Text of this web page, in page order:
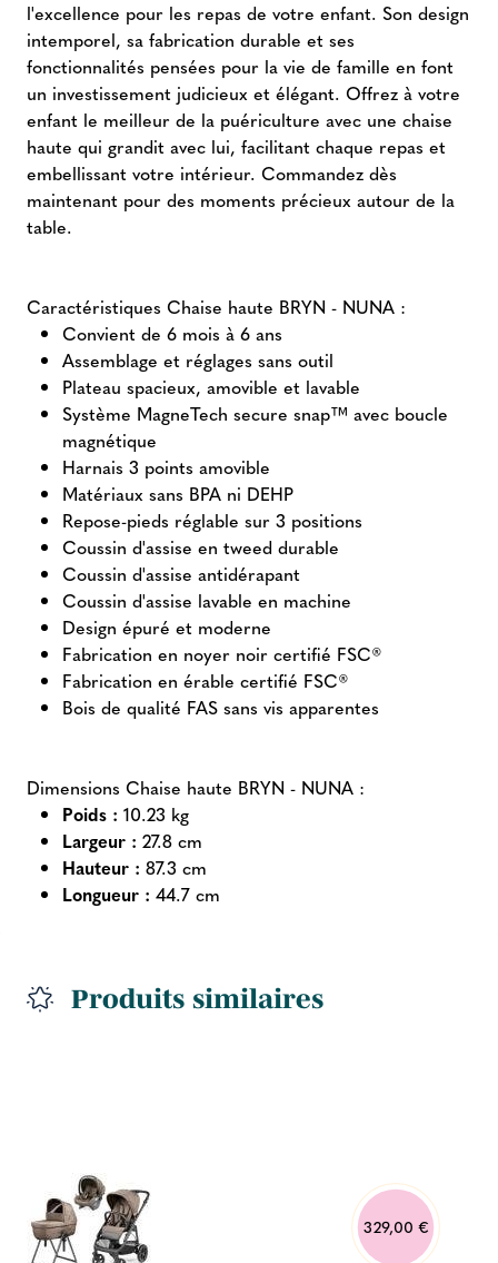
l'excellence pour les repas de votre enfant. Son design
intemporel, sa fabrication durable et ses
fonctionnalités pensées pour la vie de famille en font
un investissement judicieux et élégant. Offrez à votre
enfant le meilleur de la puériculture avec une chaise
haute qui grandit avec lui, facilitant chaque repas et
embellissant votre intérieur. Commandez dès
maintenant pour des moments précieux autour de la
table.
Caractéristiques Chaise haute BRYN - NUNA :
Convient de 6 mois à 6 ans
Assemblage et réglages sans outil
Plateau spacieux, amovible et lavable
Système MagneTech secure snap™ avec boucle
magnétique
Harnais 3 points amovible
Matériaux sans BPA ni DEHP
Repose-pieds réglable sur 3 positions
Coussin d'assise en tweed durable
Coussin d'assise antidérapant
Coussin d'assise lavable en machine
Design épuré et moderne
Fabrication en noyer noir certifié FSC®
Fabrication en érable certifié FSC®
Bois de qualité FAS sans vis apparentes
Dimensions Chaise haute BRYN - NUNA :
Poids : 10.23 kg
Largeur : 27.8 cm
Hauteur : 87.3 cm
Longueur : 44.7 cm
Produits similaires
329,00 €